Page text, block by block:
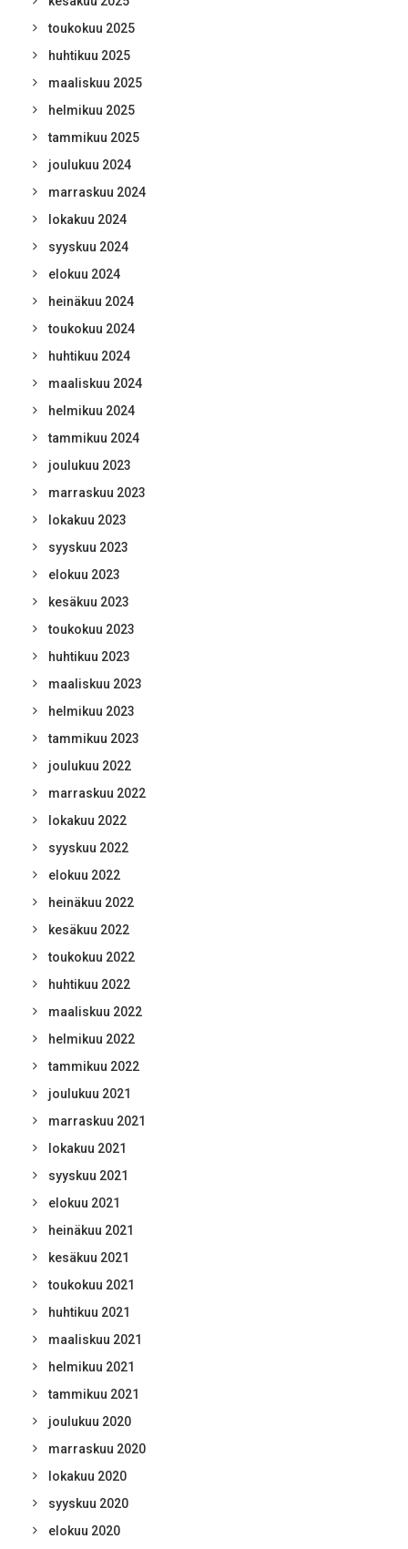
toukokuu 2025
huhtikuu 2025
maaliskuu 2025
helmikuu 2025
tammikuu 2025
joulukuu 2024
marraskuu 2024
lokakuu 2024
syyskuu 2024
elokuu 2024
heinäkuu 2024
toukokuu 2024
huhtikuu 2024
maaliskuu 2024
helmikuu 2024
tammikuu 2024
joulukuu 2023
marraskuu 2023
lokakuu 2023
syyskuu 2023
elokuu 2023
kesäkuu 2023
toukokuu 2023
huhtikuu 2023
maaliskuu 2023
helmikuu 2023
tammikuu 2023
joulukuu 2022
marraskuu 2022
lokakuu 2022
syyskuu 2022
elokuu 2022
heinäkuu 2022
kesäkuu 2022
toukokuu 2022
huhtikuu 2022
maaliskuu 2022
helmikuu 2022
tammikuu 2022
joulukuu 2021
marraskuu 2021
lokakuu 2021
syyskuu 2021
elokuu 2021
heinäkuu 2021
kesäkuu 2021
toukokuu 2021
huhtikuu 2021
maaliskuu 2021
helmikuu 2021
tammikuu 2021
joulukuu 2020
marraskuu 2020
lokakuu 2020
syyskuu 2020
elokuu 2020